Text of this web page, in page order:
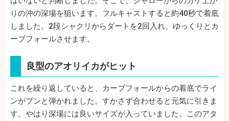
りの沖の深場を狙います。フルキャストすると約40秒で着底
しました。2段シャクリからダートを2回入れ、ゆっくりとカ
ーブフォールさせます。
良型のアオリイカがヒット
これを繰り返していると、カーブフォールからの着底でライ
ンがプンと弾かれました。すかさず合わせると元気に引きま
す。やはり深場には良いサイズが入っていました。このアタ